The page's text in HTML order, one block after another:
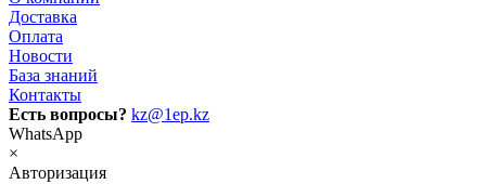
Доставка
Оплата
Новости
База знаний
Контакты
Есть вопросы? kz@1ep.kz
WhatsApp
×
Авторизация